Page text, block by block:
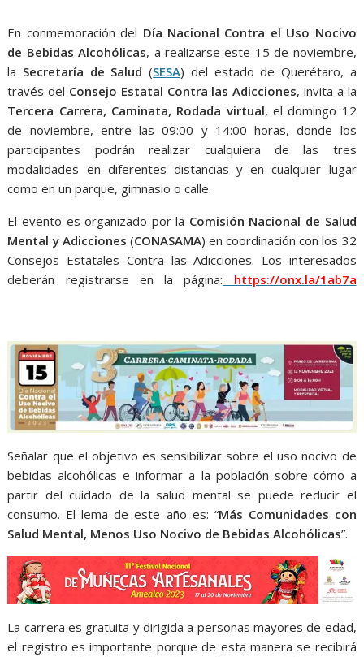
k p er
En conmemoración del Día Nacional Contra el Uso Nocivo
de Bebidas Alcohólicas, a realizarse este 15 de noviembre,
la Secretaría de Salud (SESA) del estado de Querétaro, a
través del Consejo Estatal Contra las Adicciones, invita a la
Tercera Carrera, Caminata, Rodada virtual, el domingo 12
de noviembre, entre las 09:00 y 14:00 horas, donde los
participantes podrán realizar cualquiera de las tres
modalidades en diferentes distancias y en cualquier lugar
como en un parque, gimnasio o calle.
El evento es organizado por la Comisión Nacional de Salud
Mental y Adicciones (CONASAMA) en coordinación con los 32
Consejos Estatales Contra las Adicciones. Los interesados
deberán registrarse en la página: https://onx.la/1ab7a
Señalar que el objetivo es sensibilizar sobre el uso nocivo de
bebidas alcohólicas e informar a la población sobre cómo a
partir del cuidado de la salud mental se puede reducir el
consumo. El lema de este año es: “Más Comunidades con
Salud Mental, Menos Uso Nocivo de Bebidas Alcohólicas”.
La carrera es gratuita y dirigida a personas mayores de edad,
el registro es importante porque de esta manera se recibirá